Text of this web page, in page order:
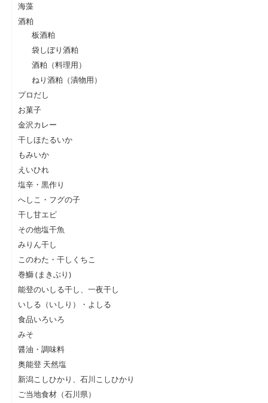
海藻
酒粕
板酒粕
袋しぼり酒粕
酒粕（料理用）
ねり酒粕（漬物用）
プロだし
お菓子
金沢カレー
干しほたるいか
もみいか
えいひれ
塩辛・黒作り
へしこ・フグの子
干し甘エビ
その他塩干魚
みりん干し
このわた・干しくちこ
巻鰤 (まきぶり)
能登のいしる干し、一夜干し
いしる（いしり）・よしる
食品いろいろ
みそ
醤油・調味料
奥能登 天然塩
新潟こしひかり、石川こしひかり
ご当地食材（石川県）